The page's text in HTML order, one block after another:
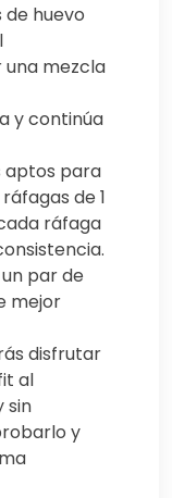
de huevo
mezcla
y continúa
aptos para
de 1
ráfaga
par de
mejor
disfrutar
al
sin
y